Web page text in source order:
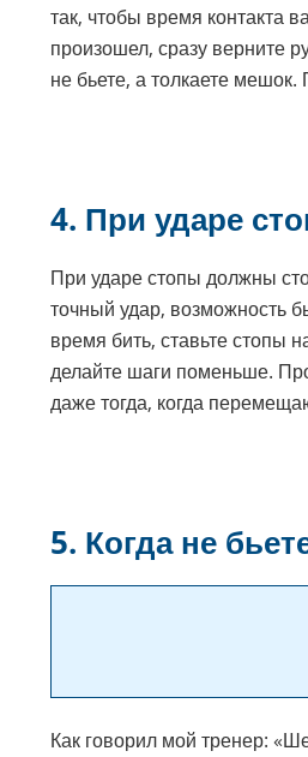
так, чтобы время контакта
произошел, сразу верните
не бьете, а толкаете
4. При ударе
При ударе стопы должны
точный удар, возможность
время бить, ставьте стопы
делайте шаги поменьше.
даже тогда, когда
5. Когда не
Как говорил мой тренер: